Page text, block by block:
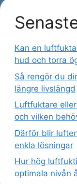
Kan en
hud och torra
Så rengör du
längre livslängd
Luftfuktare
och vilken
Därför blir
enkla lösningar
Hur hög
optimala nivån